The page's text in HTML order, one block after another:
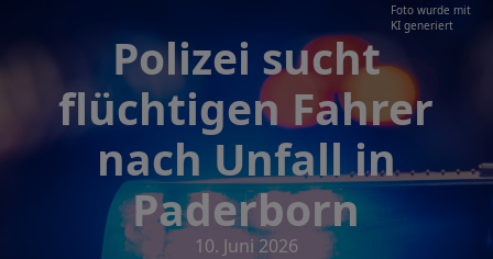
Foto wurde mit
KI generiert
Polizei sucht
flüchtigen Fahrer
nach Unfall in
Paderborn
10. Juni 2026